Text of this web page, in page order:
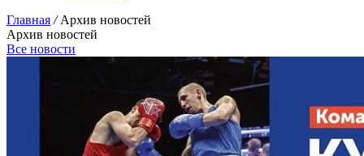
Главная /Архив новостей
Архив новостей
Все новости